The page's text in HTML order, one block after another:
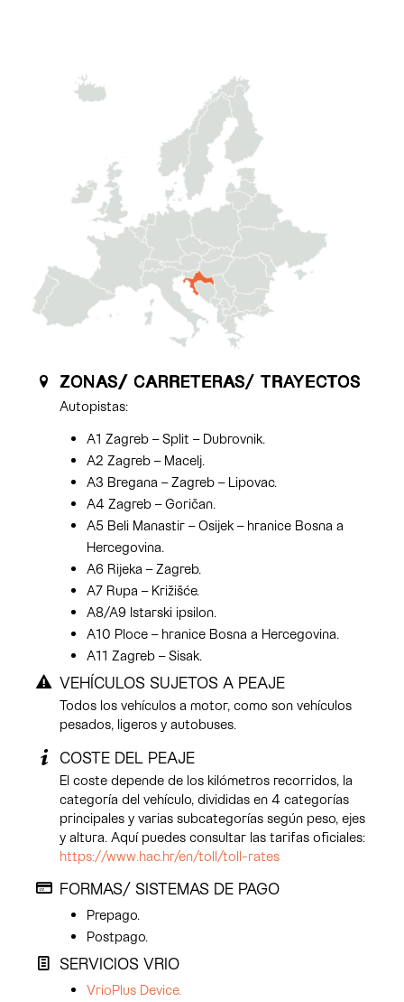
ZONAS/ CARRETERAS/ TRAYECTOS
Autopistas:
A1 Zagreb – Split – Dubrovnik.
A2 Zagreb – Macelj.
A3 Bregana – Zagreb – Lipovac.
A4 Zagreb – Goričan.
A5 Beli Manastir – Osijek – hranice Bosna a
Hercegovina.
A6 Rijeka – Zagreb.
A7 Rupa – Križišće.
A8/A9 Istarski ipsilon.
A10 Ploce – hranice Bosna a Hercegovina.
A11 Zagreb – Sisak.
VEHÍCULOS SUJETOS A PEAJE
Todos los vehículos a motor, como son vehículos
pesados, ligeros y autobuses.
COSTE DEL PEAJE
El coste depende de los kilómetros recorridos, la
categoría del vehículo, divididas en 4 categorías
principales y varias subcategorías según peso, ejes
y altura. Aquí puedes consultar las tarifas oficiales:
https://www.hac.hr/en/toll/toll-rates
FORMAS/ SISTEMAS DE PAGO
Prepago.
Postpago.
SERVICIOS VRIO
VrioPlus Device.